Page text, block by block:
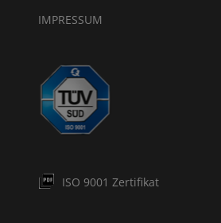
IMPRESSUM
ISO 9001 Zertifikat